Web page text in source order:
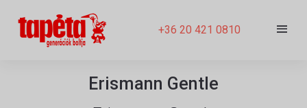
+36 20 421 0810
Erismann Gentle